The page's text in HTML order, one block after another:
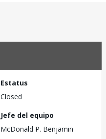
Estatus
Closed
Jefe del equipo
McDonald P. Benjamin